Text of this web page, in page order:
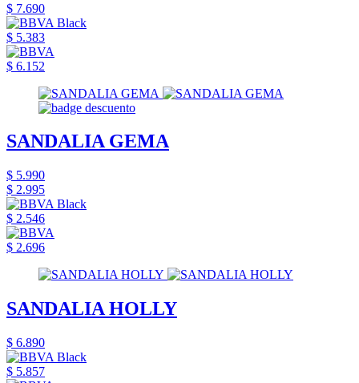
$ 7.690
$ 5.383
$ 6.152
SANDALIA GEMA
$ 5.990
$ 2.995
$ 2.546
$ 2.696
SANDALIA HOLLY
$ 6.890
$ 5.857